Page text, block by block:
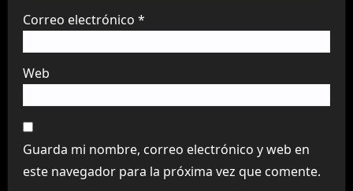
Correo electrónico *
Web
Guarda mi nombre, correo electrónico y web en
este navegador para la próxima vez que comente.